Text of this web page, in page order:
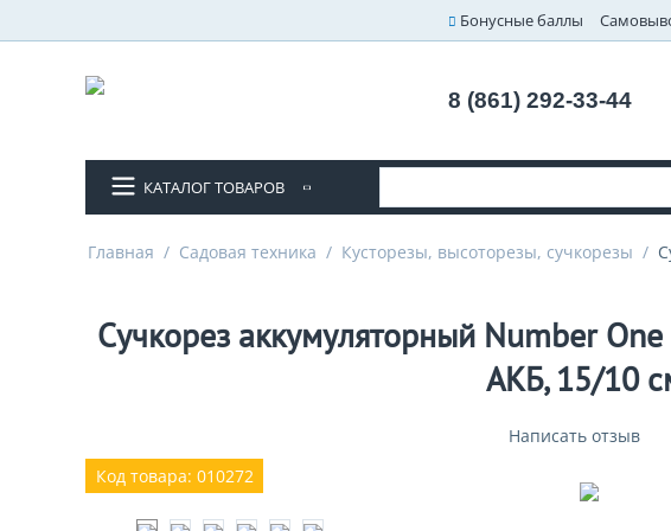
Бонусные баллы
8 (861) 292-33-44
КАТАЛОГ ТОВАРОВ
Главная / Садовая техника / Кусторезы, высоторезы, сучкорезы /
Сучкорез аккумуляторный Number One
АКБ, 15/10
Написать отзыв
Код товара: 010272